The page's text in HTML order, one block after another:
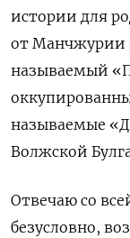
истории для
от Манчжурии
называемый
называемые
Волжской
Отвечаю со
безусловно,